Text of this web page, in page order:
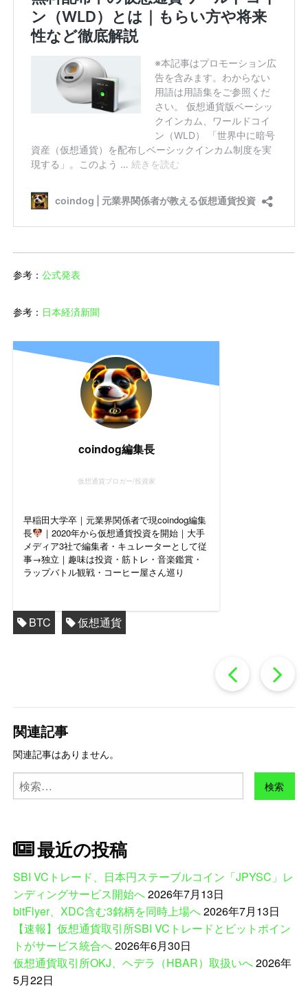
参考：公式発表
参考： 日本経済新聞
coindog編集長
仮想通貨ブロガー/投資家
早稲田大学卒｜元業界関係者で現coindog編集
長
｜2020年から仮想通貨投資を開始｜大手
メディア3社で編集者・キュレーターとして従
事→独立｜趣味は投資・筋トレ・音楽鑑賞・
ラップバトル観戦・コーヒー屋さん巡り
BTC 仮想通貨
過
去
投
へ
関連記事
関連記事はありません。
検
索:
最近の投稿
SBI VCトレード、日本円ステーブルコイン「JPYSC」レ
ンディングサービス開始へ2026年7月13日
bitFlyer、XDC含む3銘柄を同時上場へ2026年7月13日
【速報】仮想通貨取引所SBI VCトレードとビットポイン
トがサービス統合へ2026年6月30日
仮想通貨取引所OKJ、ヘデラ（HBAR）取扱いへ2026年
5月22日